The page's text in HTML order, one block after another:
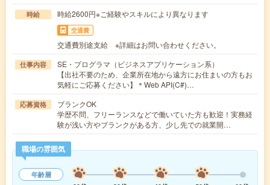
時給 時給2600円※ご経験やスキルにより異なります
交通費
交通費別途支給 ※詳細はお問い合わせください。
仕事内容
SE・プログラマ（ビジネスアプリケーション系）
【出社不要のため、企業所在地から遠方にお住まいの方もお
気軽にご応募ください】＊Web API(C#)…
応募資格
ブランクOK
学歴不問、フリーランスなどで働いていた方も歓迎！実務経
験が浅い方やブランクがある方、少し先での就業開…
職場の雰囲気
年齢層